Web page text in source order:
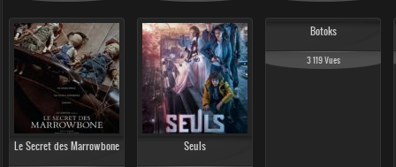
Le Secret des Marrowbone Seuls
Botoks
3 119 Vues